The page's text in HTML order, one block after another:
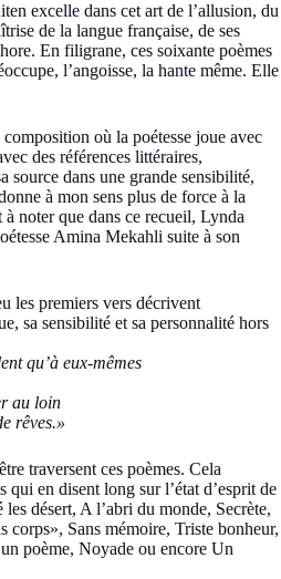
excelle dans cet art de l’allusion, du
de la langue française, de ses
En filigrane, ces soixante poèmes
l’angoisse, la hante même. Elle
où la poétesse joue avec
des références littéraires,
source dans une grande sensibilité,
à mon sens plus de force à la
noter que dans ce recueil, Lynda
Amina Mekahli suite à son
les premiers vers décrivent
sa sensibilité et sa personnalité hors
qu’à eux-mêmes
au loin
rêves.»
traversent ces poèmes. Cela
qui en disent long sur l’état d’esprit de
les désert, A l’abri du monde, Secrète,
corps», Sans mémoire, Triste bonheur,
poème, Noyade ou encore Un